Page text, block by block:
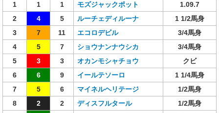
1 1 1 モズジャックポット
1.09.7
2
4 5 ルーチェディルーナ
1 1/2馬身
3
7 11 エコロデビル
3/4馬身
4
5 7 ショウナンナウシカ
3/4馬身
5
3 3 オカンモシャチョウ
クビ
6
6 9 イールテソーロ
1 1/4馬身
7
5 6 マイネルヘリテージ
1/2馬身
8
2 2 ディスフルタール
1/2馬身